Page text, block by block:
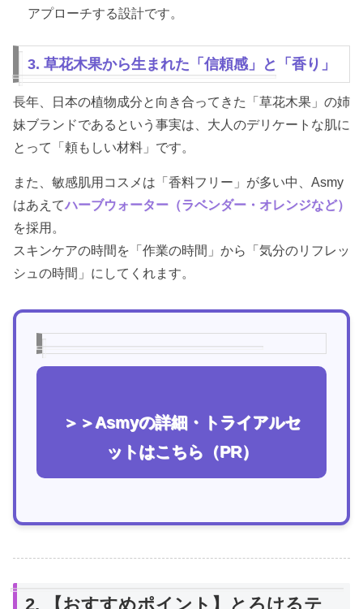
アプローチする設計です。
3. 草花木果から生まれた「信頼感」と「香り」
長年、日本の植物成分と向き合ってきた「草花木果」の姉
妹ブランドであるという事実は、大人のデリケートな肌に
とって「頼もしい材料」です。
また、敏感肌用コスメは「香料フリー」が多い中、Asmy
はあえてハーブウォーター（ラベンダー・オレンジなど）
を採用。
スキンケアの時間を「作業の時間」から「気分のリフレッ
シュの時間」にしてくれます。
＞＞Asmyの詳細・トライアルセ
ットはこちら（PR）
2. 【おすすめポイント】とろけるテ